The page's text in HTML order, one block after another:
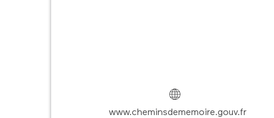
www.cheminsdememoire.gouv.fr